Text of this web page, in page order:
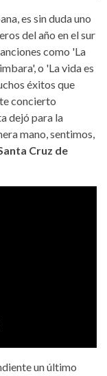
es sin duda uno
del año en el sur
como 'La
o 'La vida es
éxitos que
concierto
dejó para la
mano, sentimos,
Cruz de
un último